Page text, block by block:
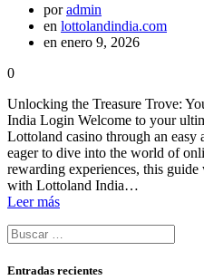
poradmin
en lottolandindia.com
en enero 9, 2026
0
Unlocking the Treasure Trove:
India Login Welcome to your
Lottoland casino through an easy
eager to dive into the world of
rewarding experiences, this
with Lottoland India…
Leer más
Buscar:
Entradas recientes